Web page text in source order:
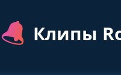
Клипы